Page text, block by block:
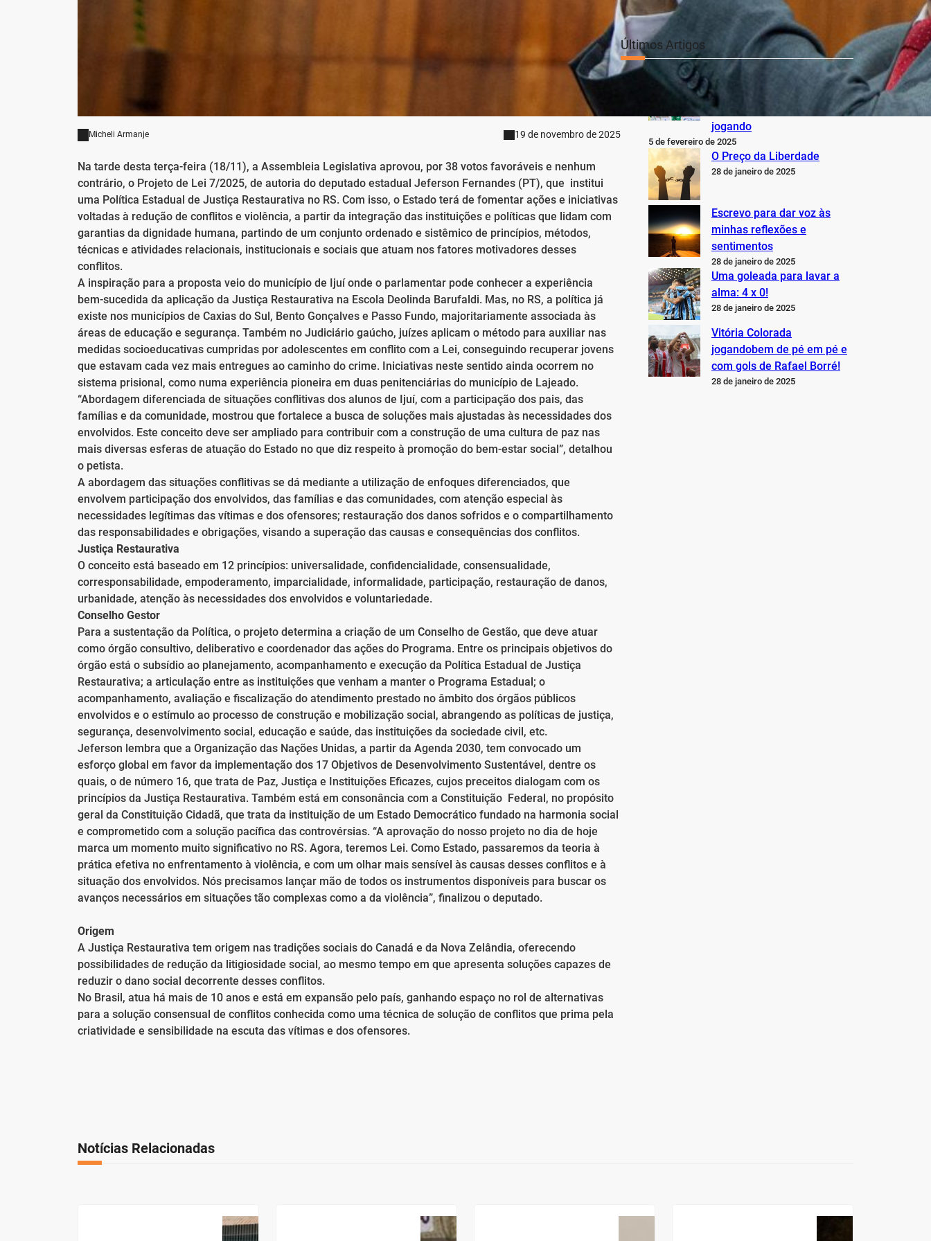
Micheli Armanje 19 de novembro de 2025
Na tarde desta terça-feira (18/11), a Assembleia Legislativa aprovou, por 38 votos favoráveis e nenhum
contrário, o Projeto de Lei 7/2025, de autoria do deputado estadual Jeferson Fernandes (PT), que institui
uma Política Estadual de Justiça Restaurativa no RS. Com isso, o Estado terá de fomentar ações e iniciativas
voltadas à redução de conflitos e violência, a partir da integração das instituições e políticas que lidam com
garantias da dignidade humana, partindo de um conjunto ordenado e sistêmico de princípios, métodos,
técnicas e atividades relacionais, institucionais e sociais que atuam nos fatores motivadores desses
conflitos.
A inspiração para a proposta veio do município de Ijuí onde o parlamentar pode conhecer a experiência
bem-sucedida da aplicação da Justiça Restaurativa na Escola Deolinda Barufaldi. Mas, no RS, a política já
existe nos municípios de Caxias do Sul, Bento Gonçalves e Passo Fundo, majoritariamente associada às
áreas de educação e segurança. Também no Judiciário gaúcho, juízes aplicam o método para auxiliar nas
medidas socioeducativas cumpridas por adolescentes em conflito com a Lei, conseguindo recuperar jovens
que estavam cada vez mais entregues ao caminho do crime. Iniciativas neste sentido ainda ocorrem no
sistema prisional, como numa experiência pioneira em duas penitenciárias do município de Lajeado.
“Abordagem diferenciada de situações conflitivas dos alunos de Ijuí, com a participação dos pais, das
famílias e da comunidade, mostrou que fortalece a busca de soluções mais ajustadas às necessidades dos
envolvidos. Este conceito deve ser ampliado para contribuir com a construção de uma cultura de paz nas
mais diversas esferas de atuação do Estado no que diz respeito à promoção do bem-estar social”, detalhou
o petista.
A abordagem das situações conflitivas se dá mediante a utilização de enfoques diferenciados, que
envolvem participação dos envolvidos, das famílias e das comunidades, com atenção especial às
necessidades legítimas das vítimas e dos ofensores; restauração dos danos sofridos e o compartilhamento
das responsabilidades e obrigações, visando a superação das causas e consequências dos conflitos.
Justiça Restaurativa
O conceito está baseado em 12 princípios: universalidade, confidencialidade, consensualidade,
corresponsabilidade, empoderamento, imparcialidade, informalidade, participação, restauração de danos,
urbanidade, atenção às necessidades dos envolvidos e voluntariedade.
Conselho Gestor
Para a sustentação da Política, o projeto determina a criação de um Conselho de Gestão, que deve atuar
como órgão consultivo, deliberativo e coordenador das ações do Programa. Entre os principais objetivos do
órgão está o subsídio ao planejamento, acompanhamento e execução da Política Estadual de Justiça
Restaurativa; a articulação entre as instituições que venham a manter o Programa Estadual; o
acompanhamento, avaliação e fiscalização do atendimento prestado no âmbito dos órgãos públicos
envolvidos e o estímulo ao processo de construção e mobilização social, abrangendo as políticas de justiça,
segurança, desenvolvimento social, educação e saúde, das instituições da sociedade civil, etc.
Jeferson lembra que a Organização das Nações Unidas, a partir da Agenda 2030, tem convocado um
esforço global em favor da implementação dos 17 Objetivos de Desenvolvimento Sustentável, dentre os
quais, o de número 16, que trata de Paz, Justiça e Instituições Eficazes, cujos preceitos dialogam com os
princípios da Justiça Restaurativa. Também está em consonância com a Constituição Federal, no propósito
geral da Constituição Cidadã, que trata da instituição de um Estado Democrático fundado na harmonia social
e comprometido com a solução pacífica das controvérsias. “A aprovação do nosso projeto no dia de hoje
marca um momento muito significativo no RS. Agora, teremos Lei. Como Estado, passaremos da teoria à
prática efetiva no enfrentamento à violência, e com um olhar mais sensível às causas desses conflitos e à
situação dos envolvidos. Nós precisamos lançar mão de todos os instrumentos disponíveis para buscar os
avanços necessários em situações tão complexas como a da violência”, finalizou o deputado.
Origem
A Justiça Restaurativa tem origem nas tradições sociais do Canadá e da Nova Zelândia, oferecendo
possibilidades de redução da litigiosidade social, ao mesmo tempo em que apresenta soluções capazes de
reduzir o dano social decorrente desses conflitos.
No Brasil, atua há mais de 10 anos e está em expansão pelo país, ganhando espaço no rol de alternativas
para a solução consensual de conflitos conhecida como uma técnica de solução de conflitos que prima pela
criatividade e sensibilidade na escuta das vítimas e dos ofensores.
Últimos Artigos
O Inter não está jogando
nem perto do que sabe,
pode e deveria estar
jogando
5 de fevereiro de 2025
O Preço da Liberdade
28 de janeiro de 2025
Escrevo para dar voz às
minhas reflexões e
sentimentos
28 de janeiro de 2025
Uma goleada para lavar a
alma: 4 x 0!
28 de janeiro de 2025
Vitória Colorada
jogandobem de pé em pé e
com gols de Rafael Borré!
28 de janeiro de 2025
Notícias Relacionadas